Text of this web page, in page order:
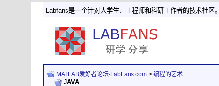
Labfans是一个针对大学生、工程师和科研工作者的技术社区
MATLAB爱好者论坛-LabFans.com > 编程的艺术
JAVA